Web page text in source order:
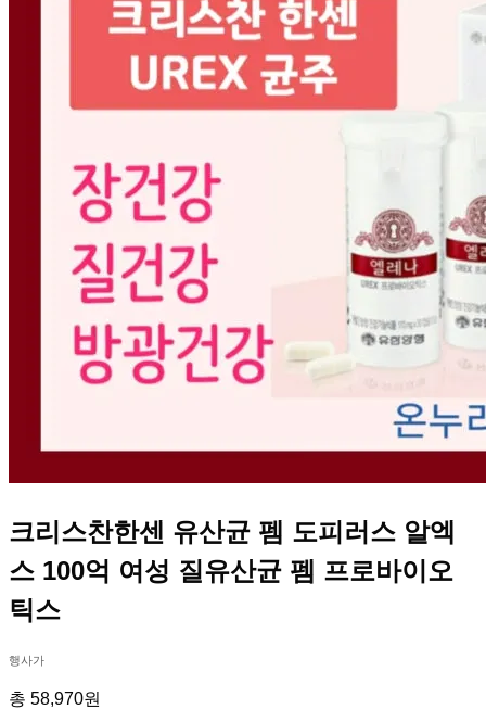
크리스찬한센 유산균 펨 도피러스 알엑
스 100억 여성 질유산균 펨 프로바이오
틱스
행사가
총 58,970원